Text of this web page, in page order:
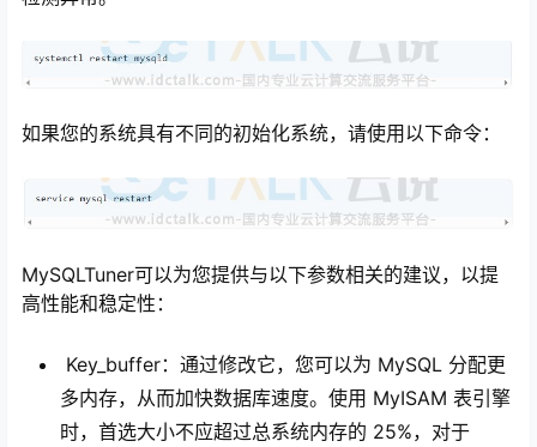
如果您的系统具有不同的初始化系统，请使用以下命令：
MySQLTuner可以为您提供与以下参数相关的建议，以提
高性能和稳定性：
Key_buffer：通过修改它，您可以为 MySQL 分配更
多内存，从而加快数据库速度。使用 MyISAM 表引擎
时，首选大小不应超过总系统内存的 25%，对于